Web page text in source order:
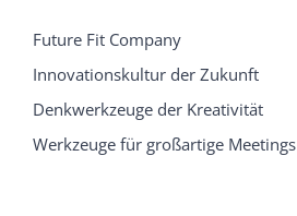
Future Fit Company
Innovationskultur der Zukunft
Denkwerkzeuge der Kreativität
Werkzeuge für großartige Meetings